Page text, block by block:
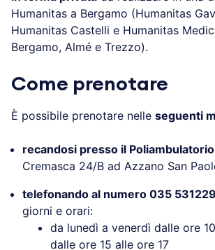
Humanitas a Bergamo (Humanitas
Humanitas Castelli e Humanitas
Bergamo, Almé e Trezzo).
Come prenotare
È possibile prenotare nelle seguenti
recandosi presso il Poliambulatorio
Cremasca 24/B ad Azzano San
telefonando al numero 035 531229
giorni e orari:
da lunedì a venerdì dalle ore
dalle ore 15 alle ore 17